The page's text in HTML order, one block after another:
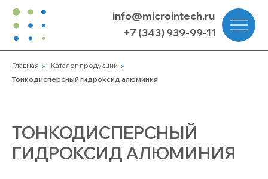
info@microintech.ru
+7 (343) 939-99-11
Главная » Каталог продукции »
Тонкодисперсный гидроксид алюминия
ТОНКОДИСПЕРСНЫЙ
ГИДРОКСИД АЛЮМИНИЯ